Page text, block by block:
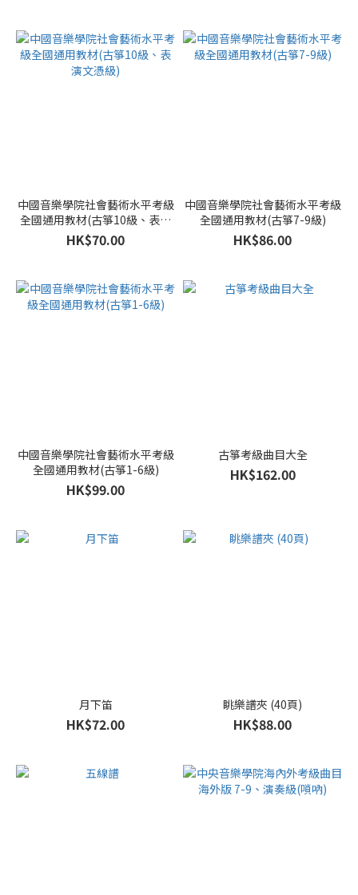
中國音樂學院社會藝術水平考級
全國通用教材(古箏10級、表演
文憑級)
HK$70.00
中國音樂學院社會藝術水平考級
全國通用教材(古箏7-9級)
HK$86.00
中國音樂學院社會藝術水平考級
全國通用教材(古箏1-6級)
HK$99.00
古箏考級曲目大全
HK$162.00
月下笛
HK$72.00
眺樂譜夾 (40頁)
HK$88.00